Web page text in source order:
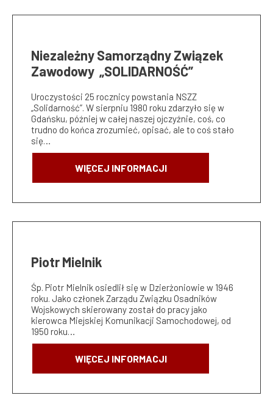
Niezależny Samorządny Związek
Zawodowy „SOLIDARNOŚĆ”
Uroczystości 25 rocznicy powstania NSZZ
„Solidarność”. W sierpniu 1980 roku zdarzyło się w
Gdańsku, później w całej naszej ojczyźnie, coś, co
trudno do końca zrozumieć, opisać, ale to coś stało
się…
WIĘCEJ INFORMACJI
Piotr Mielnik
Śp. Piotr Mielnik osiedlił się w Dzierżoniowie w 1946
roku. Jako członek Zarządu Związku Osadników
Wojskowych skierowany został do pracy jako
kierowca Miejskiej Komunikacji Samochodowej, od
1950 roku…
WIĘCEJ INFORMACJI